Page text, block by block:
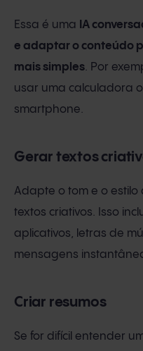
Essa é uma IA
e adaptar o conteúdo
mais simples. Por
usar uma calculadora
smartphone.
Gerar textos
Adapte o tom e o
textos criativos. Isso
aplicativos, letras de
mensagens
Criar resumos
Se for difícil entender